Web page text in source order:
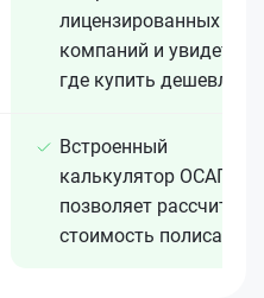
лицензированных 15+
компаний и увидеть,
где купить дешевле
Встроенный
калькулятор ОСАГО
позволяет рассчитать
стоимость полиса